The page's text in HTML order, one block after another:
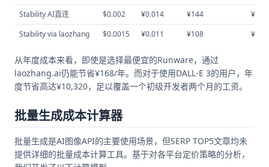
Stability AI直连
$0.002 ¥0.014 ¥144
Stability via laozhang
$0.0015 ¥0.011 ¥108
从年度成本来看，即使是选择最便宜的Runware，通过
laozhang.ai仍能节省¥168/年。而对于使用DALL-E 3的用户，年
度节省高达¥10,320，足以覆盖一个初级开发者两个月的工资。
批量生成成本计算器
批量生成是AI图像API的主要使用场景，但SERP TOP5文章均未
提供详细的批量成本计算工具。基于对各平台定价策略的分析，